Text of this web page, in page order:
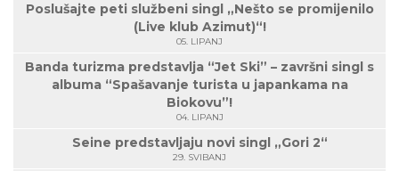
Poslušajte peti službeni singl „Nešto se promijenilo
(Live klub Azimut)“!
05. LIPANJ
Banda turizma predstavlja “Jet Ski” – završni singl s
albuma “Spašavanje turista u japankama na
Biokovu”!
04. LIPANJ
Seine predstavljaju novi singl „Gori 2“
29. SVIBANJ